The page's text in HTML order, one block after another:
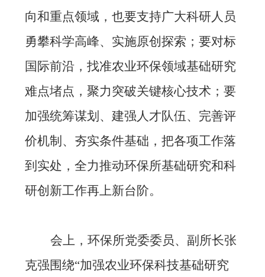
向和重点领域，也要支持广大科研人员
勇攀科学高峰、实施原创探索；要对标
国际前沿，找准农业环保领域基础研究
难点堵点，聚力突破关键核心技术；要
加强统筹谋划、建强人才队伍、完善评
价机制、夯实条件基础，把各项工作落
到实处，全力推动环保所基础研究和科
研创新工作再上新台阶。
会上，环保所党委委员、副所长张
克强围绕“加强农业环保科技基础研究